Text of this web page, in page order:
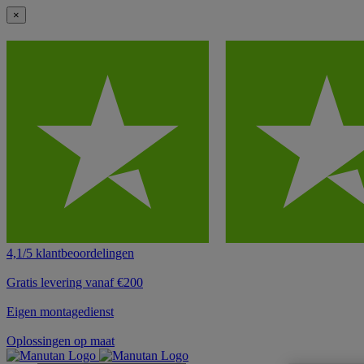
×
4,1/5 klantbeoordelingen
Gratis levering vanaf €200
Eigen montagedienst
Oplossingen op maat